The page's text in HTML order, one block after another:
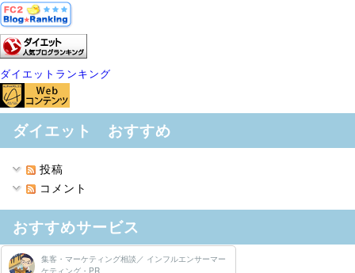
ダイエットランキング
ダイエット おすすめ
投稿
コメント
おすすめサービス